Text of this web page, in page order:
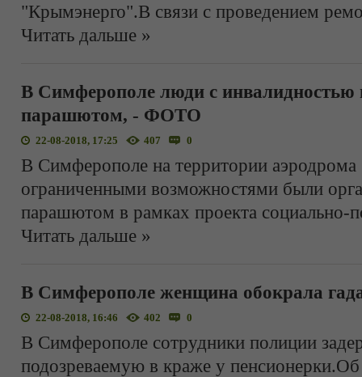
"Крымэнерго".В связи с проведением
Читать дальше »
В Симферополе люди с инвалидностью
парашютом, - ФОТО
22-08-2018, 17:25 407 0
В Симферополе на территории аэродрома
ограниченными возможностями были
парашютом в рамках проекта социально-
Читать дальше »
В Симферополе женщина обокрала
22-08-2018, 16:46 402 0
В Симферополе сотрудники полиции
подозреваемую в краже у